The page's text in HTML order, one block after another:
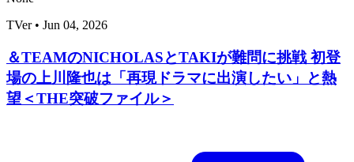
TVer • Jun 04, 2026
＆TEAMのNICHOLASとTAKIが難問に挑戦 初登
場の上川隆也は「再現ドラマに出演したい」と熱
望＜THE突破ファイル＞